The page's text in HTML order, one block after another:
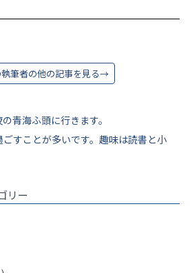
執筆者の他の記事を見る→
青海ふ頭に行きます。
すことが多いです。趣味は読書と小
リー